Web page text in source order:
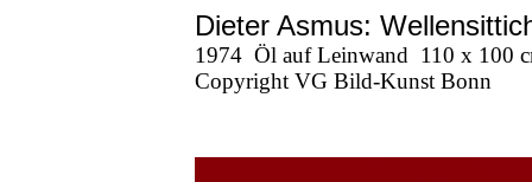
Dieter Asmus:
1974 Öl auf Leinwand 110 x 100
Copyright VG Bild-Kunst Bonn